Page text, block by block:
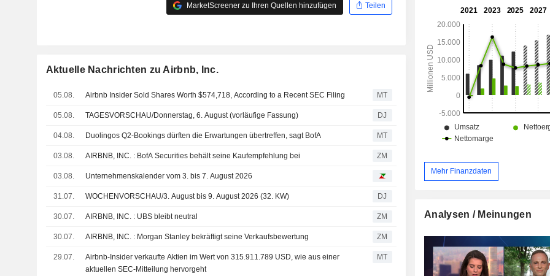
MarketScreener zu Ihren Quellen hinzufügen Teilen
Aktuelle Nachrichten zu Airbnb, Inc.
05.08. Airbnb Insider Sold Shares Worth $574,718, According to a Recent SEC Filing MT
05.08. TAGESVORSCHAU/Donnerstag, 6. August (vorläufige Fassung) DJ
04.08. Duolingos Q2-Bookings dürften die Erwartungen übertreffen, sagt BofA MT
03.08. AIRBNB, INC. : BofA Securities behält seine Kaufempfehlung bei ZM
03.08. Unternehmenskalender vom 3. bis 7. August 2026
31.07. WOCHENVORSCHAU/3. August bis 9. August 2026 (32. KW) DJ
30.07. AIRBNB, INC. : UBS bleibt neutral ZM
30.07. AIRBNB, INC. : Morgan Stanley bekräftigt seine Verkaufsbewertung ZM
29.07.
Airbnb-Insider verkaufte Aktien im Wert von 315.911.789 USD, wie aus einer
aktuellen SEC-Mitteilung hervorgeht
MT
Mehr Finanzdaten
Analysen / Meinungen